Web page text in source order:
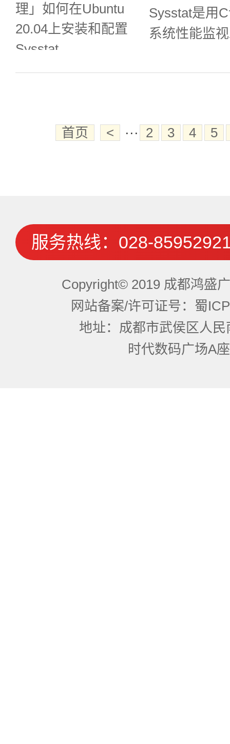
处理多达
高级特性集
Sysstat是用
系统性能监
统性能问题
的免费工具
首页 < ··· 2 3 4 5
服务热线： 028-
Copyright© 2019 成都鸿盛
网站备案/许可证号：蜀
地址：成都市武侯区人
时代数码广场A